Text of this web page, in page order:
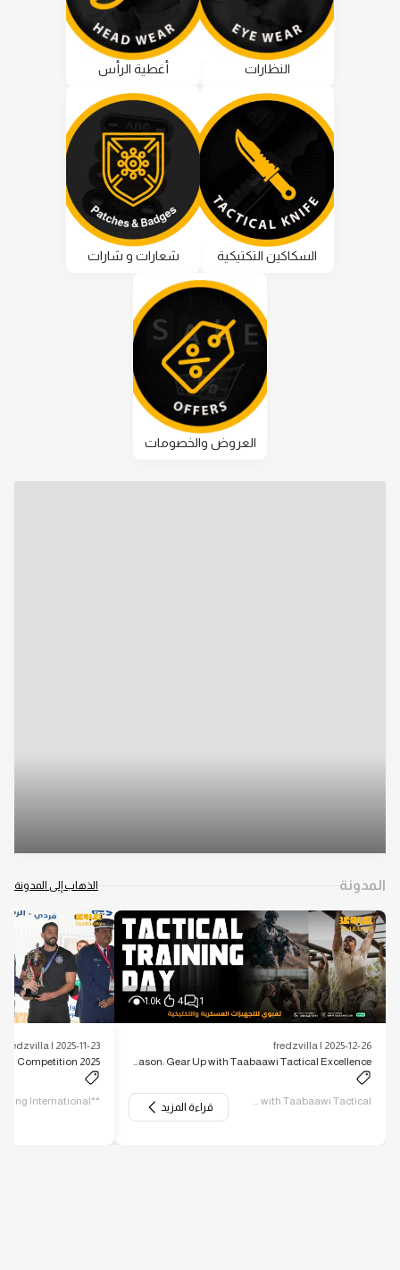
النظارات أغطية الرأس
السكاكين التكتيكية شعارات و شارات
العروض والخصومات
المدونة الذهاب إلى المدونة
1.0k 4 1
2025-12-26 | fredzvilla
Kuwait Soldier Training Season: Gear Up with Taabaawi Tactical Excellence
Kuwait Soldier Training Season: Gear Up with Taabaawi Tactical… قراءة المزيد
2025-11-23 | fredzvilla